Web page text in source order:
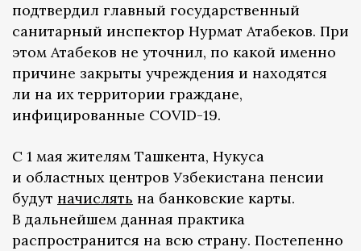
подтвердил главный государственный
санитарный инспектор Нурмат Атабеков. При
этом Атабеков не уточнил, по какой именно
причине закрыты учреждения и находятся
ли на их территории граждане,
инфицированные COVID-19.
С 1 мая жителям Ташкента, Нукуса
и областных центров Узбекистана пенсии
будут начислять на банковские карты.
В дальнейшем данная практика
распространится на всю страну. Постепенно